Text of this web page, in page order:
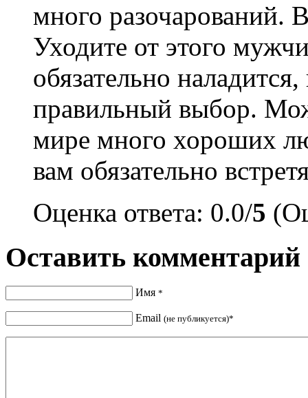
много
Уходите от этого
обязательно
правильный выбор.
мире много хороших
вам обязательно
Оценка ответа: 0.0/5
Оставить комментарий
Имя *
Email (не публикуется)*